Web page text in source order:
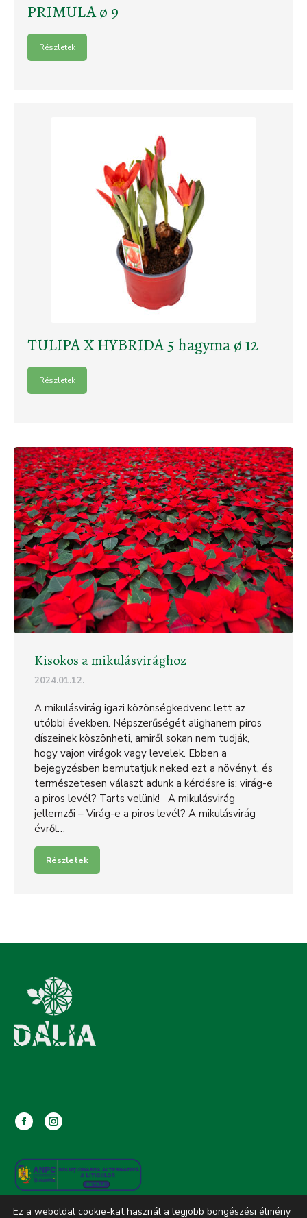
PRIMULA ø 9
Részletek
TULIPA X HYBRIDA 5 hagyma ø 12
Részletek
Kisokos a mikulásvirághoz
2024.01.12.
A mikulásvirág igazi közönségkedvenc lett az
utóbbi években. Népszerűségét alighanem piros
díszeinek köszönheti, amiről sokan nem tudják,
hogy vajon virágok vagy levelek. Ebben a
bejegyzésben bemutatjuk neked ezt a növényt, és
természetesen választ adunk a kérdésre is: virág-e
a piros levél? Tarts velünk! A mikulásvirág
jellemzői – Virág-e a piros levél? A mikulásvirág
évről…
Részletek
Facebook
opens
in
Instagram
opens
in
Ez a weboldal cookie-kat használ a legjobb böngészési élmény